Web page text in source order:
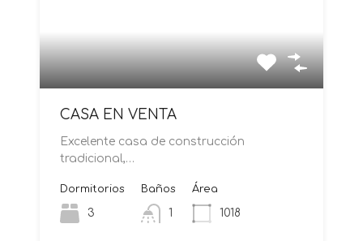
CASA EN VENTA
Excelente casa de construcción
tradicional,…
Dormitorios
3
Baños
1
Área
1018